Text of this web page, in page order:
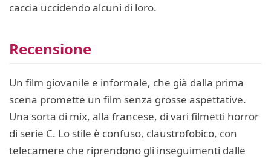
caccia uccidendo alcuni di loro.
Recensione
Un film giovanile e informale, che già dalla prima
scena promette un film senza grosse aspettative.
Una sorta di mix, alla francese, di vari filmetti horror
di serie C. Lo stile è confuso, claustrofobico, con
telecamere che riprendono gli inseguimenti dalle